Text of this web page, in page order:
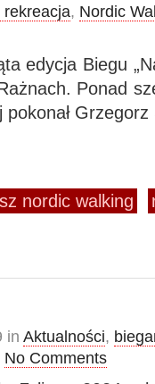
rekreacja, Nordic
edycja Biegu
Ponad
pokonał
nordic walking
in Aktualności,
No Comments